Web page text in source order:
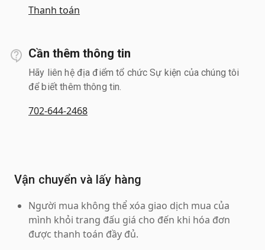
Thanh toán
Cần thêm thông tin
Hãy liên hệ địa điểm tổ chức Sự kiện của chúng tôi
để biết thêm thông tin.
702-644-2468
Vận chuyển và lấy hàng
Người mua không thể xóa giao dịch mua của
mình khỏi trang đấu giá cho đến khi hóa đơn
được thanh toán đầy đủ.